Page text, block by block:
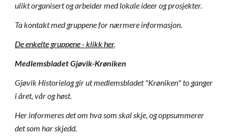
ulikt organisert og arbeider med lokale ideer og prosjekter.
Ta kontakt med gruppene for nærmere informasjon.
De enkelte gruppene - klikk her.
Medlemsbladet Gjøvik-Krøniken
Gjøvik Historielag gir ut medlemsbladet "Krøniken" to ganger
i året, vår og høst.
Her informeres det om hva som skal skje, og oppsummerer
det som har skjedd.